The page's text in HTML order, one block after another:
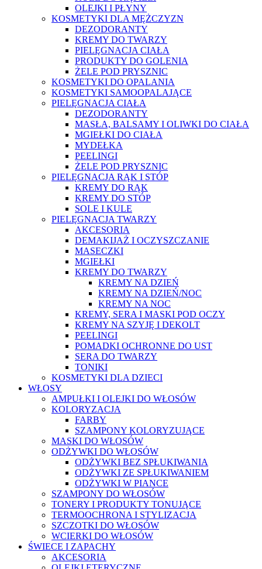
OLEJKI I PŁYNY
KOSMETYKI DLA MĘŻCZYZN
DEZODORANTY
KREMY DO TWARZY
PIELĘGNACJA CIAŁA
PRODUKTY DO GOLENIA
ŻELE POD PRYSZNIC
KOSMETYKI DO OPALANIA
KOSMETYKI SAMOOPALAJĄCE
PIELĘGNACJA CIAŁA
DEZODORANTY
MASŁA, BALSAMY I OLIWKI DO CIAŁA
MGIEŁKI DO CIAŁA
MYDEŁKA
PEELINGI
ŻELE POD PRYSZNIC
PIELĘGNACJA RĄK I STÓP
KREMY DO RĄK
KREMY DO STÓP
SOLE I KULE
PIELĘGNACJA TWARZY
AKCESORIA
DEMAKIJAŻ I OCZYSZCZANIE
MASECZKI
MGIEŁKI
KREMY DO TWARZY
KREMY NA DZIEŃ
KREMY NA DZIEŃ/NOC
KREMY NA NOC
KREMY, SERA I MASKI POD OCZY
KREMY NA SZYJĘ I DEKOLT
PEELINGI
POMADKI OCHRONNE DO UST
SERA DO TWARZY
TONIKI
KOSMETYKI DLA DZIECI
WŁOSY
AMPUŁKI I OLEJKI DO WŁOSÓW
KOLORYZACJA
FARBY
SZAMPONY KOLORYZUJĄCE
MASKI DO WŁOSÓW
ODŻYWKI DO WŁOSÓW
ODŻYWKI BEZ SPŁUKIWANIA
ODŻYWKI ZE SPŁUKIWANIEM
ODŻYWKI W PIANCE
SZAMPONY DO WŁOSÓW
TONERY I PRODUKTY TONUJĄCE
TERMOOCHRONA I STYLIZACJA
SZCZOTKI DO WŁOSÓW
WCIERKI DO WŁOSÓW
ŚWIECE I ZAPACHY
AKCESORIA